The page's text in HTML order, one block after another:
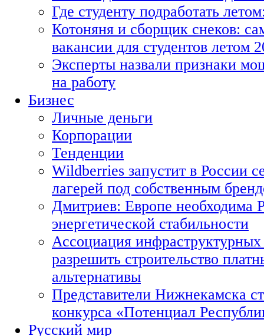
Где студенту подработать
Котоняня и сборщик снеков:
вакансии для студентов летом
Эксперты назвали признаки
на работу
Бизнес
Личные деньги
Корпорации
Тенденции
Wildberries запустит в России
лагерей под собственным
Дмитриев: Европе необходима
энергетической стабильности
Ассоциация
разрешить строительство
альтернативы
Представители Нижнекамска
конкурса «Потенциал
Русский мир